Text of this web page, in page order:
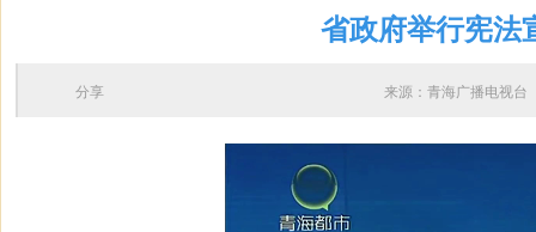
省政府举行宪法
来源：青海广播电视
分享